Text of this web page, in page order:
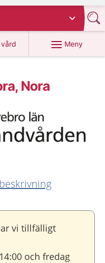
Meny
Nora
vi tillfälligt
och fredag